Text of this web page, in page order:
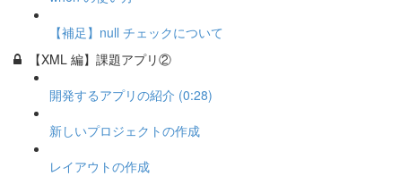
【補足】null チェックについて
【XML 編】課題アプリ②
開発するアプリの紹介 (0:28)
新しいプロジェクトの作成
レイアウトの作成